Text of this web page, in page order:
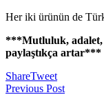
Her iki ürünün de
***Mutluluk, adalet,
paylaştıkça artar***
ShareTweet
Previous Post